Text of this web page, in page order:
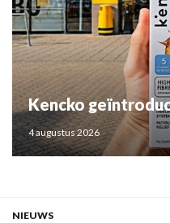
Kencko
4 augustus 2026
NIEUWS